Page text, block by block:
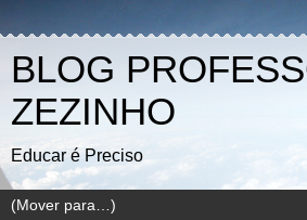
BLOG
ZEZINHO
Educar é Preciso